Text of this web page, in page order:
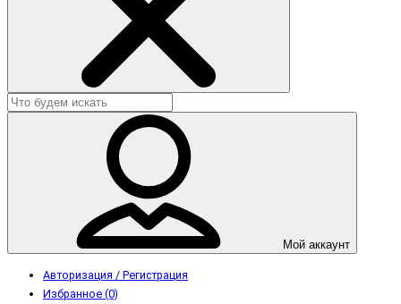
Мой аккаунт
Авторизация / Регистрация
Избранное (0)